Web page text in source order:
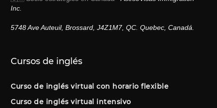
Inc.
5748 Ave Auteuil, Brossard, J4Z1M7, QC. Quebec, Canadá.
Cursos de inglés
Curso de inglés virtual con horario flexible
Curso de inglés virtual intensivo